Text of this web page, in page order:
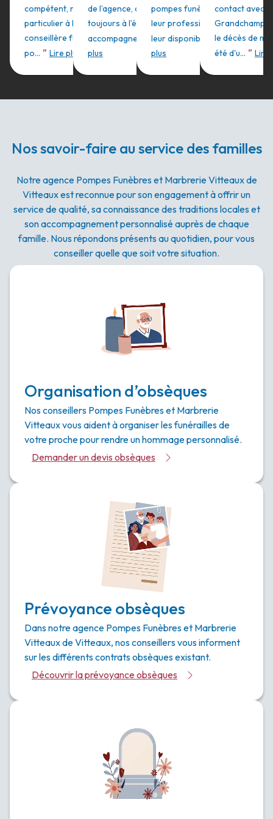
compétent, remerciement
particulier à Elisa ,
conseillère funéraire,
po... ” Lire plus
de l’agence, conseillère
toujours à l’écoute et bon
accompagnement... ” Lire
plus
pompes funèbres pour
leur professionnalisme
leur disponibilité. ... ” Lire
plus
contact avec
Grandchamp
le décès de
été d'u... ” Lire
Nos savoir-faire au service des familles
Notre agence Pompes Funèbres et Marbrerie Vitteaux de
Vitteaux est reconnue pour son engagement à offrir un
service de qualité, sa connaissance des traditions locales et
son accompagnement personnalisé auprès de chaque
famille. Nous répondons présents au quotidien, pour vous
conseiller quelle que soit votre situation.
Organisation d’obsèques
Nos conseillers Pompes Funèbres et Marbrerie
Vitteaux vous aident à organiser les funérailles de
votre proche pour rendre un hommage personnalisé.
Demander un devis obsèques
Prévoyance obsèques
Dans notre agence Pompes Funèbres et Marbrerie
Vitteaux de Vitteaux, nos conseillers vous informent
sur les différents contrats obsèques existant.
Découvrir la prévoyance obsèques